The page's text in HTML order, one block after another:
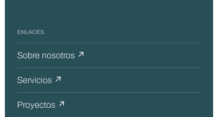
ENLACES
Sobre nosotros ↗
Servicios ↗
Proyectos ↗